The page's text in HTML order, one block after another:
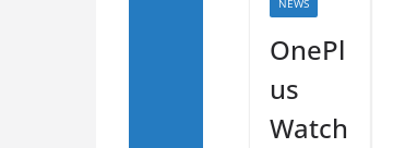
NEWS
OnePl
us
Watch